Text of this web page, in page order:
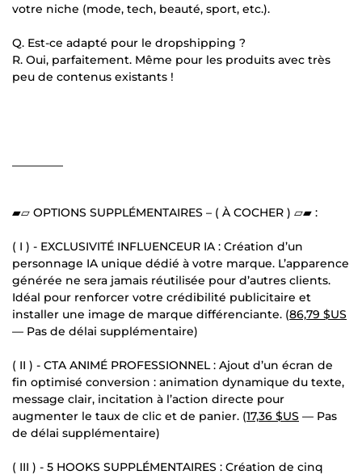
votre niche (mode, tech, beauté, sport, etc.).
Q. Est-ce adapté pour le dropshipping ?
R. Oui, parfaitement. Même pour les produits avec très
peu de contenus existants !
▰▱ OPTIONS SUPPLÉMENTAIRES – ( À COCHER ) ▱▰ :
( I ) - EXCLUSIVITÉ INFLUENCEUR IA : Création d’un
personnage IA unique dédié à votre marque. L’apparence
générée ne sera jamais réutilisée pour d’autres clients.
Idéal pour renforcer votre crédibilité publicitaire et
installer une image de marque différenciante. (86,79 $US
— Pas de délai supplémentaire)
( II ) - CTA ANIMÉ PROFESSIONNEL : Ajout d’un écran de
fin optimisé conversion : animation dynamique du texte,
message clair, incitation à l’action directe pour
augmenter le taux de clic et de panier. (17,36 $US — Pas
de délai supplémentaire)
( III ) - 5 HOOKS SUPPLÉMENTAIRES : Création de cinq